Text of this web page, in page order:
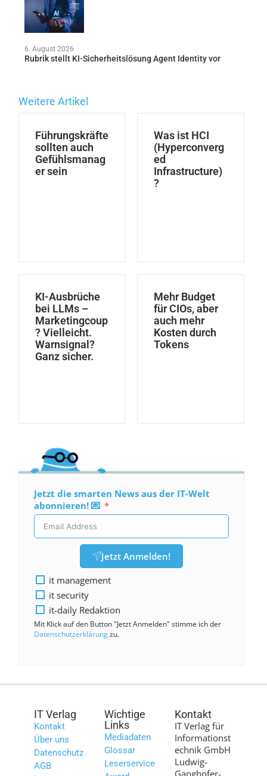
6. August 2026
Rubrik stellt KI-Sicherheitslösung Agent Identity vor
Weitere Artikel
Führungskräfte
sollten auch
Gefühlsmanag
er sein
Was ist HCI
(Hyperconverg
ed
Infrastructure)
?
KI-Ausbrüche
bei LLMs –
Marketingcoup
? Vielleicht.
Warnsignal?
Ganz sicher.
Mehr Budget
für CIOs, aber
auch mehr
Kosten durch
Tokens
Jetzt die smarten News aus der IT-Welt
abonnieren! 💌
Jetzt Anmelden!
it management
it security
it-daily Redaktion
Mit Klick auf den Button "Jetzt Anmelden" stimme ich der
Datenschutzerklärungzu.
IT Verlag
Kontakt
Über uns
Datenschutz
AGB
Wichtige
Links
Mediadaten
Glossar
Leserservice
Kontakt
IT Verlag für
Informationst
echnik GmbH
Ludwig-
Ganghofer-